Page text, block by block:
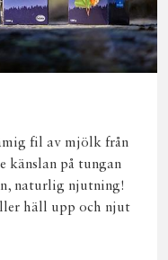
fil av mjölk från
känslan på tungan
naturlig njutning!
häll upp och njut